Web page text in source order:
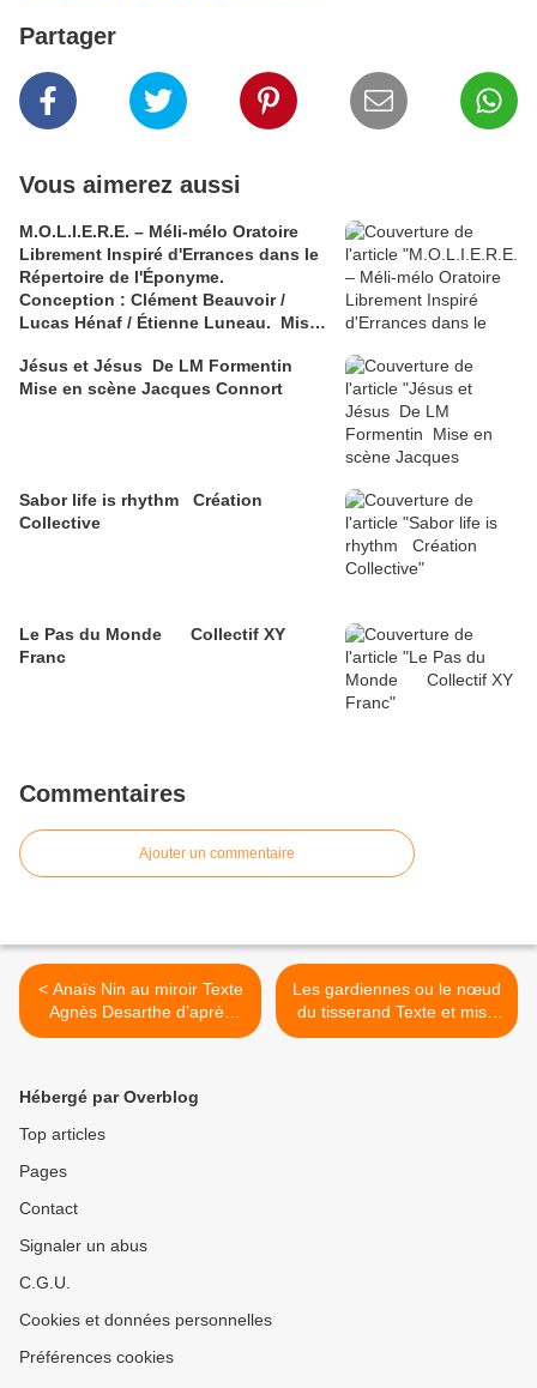
Partager
Vous aimerez aussi
M.O.L.I.E.R.E. – Méli-mélo Oratoire
Librement Inspiré d'Errances dans le
Répertoire de l'Éponyme.
Conception : Clément Beauvoir /
Lucas Hénaf / Étienne Luneau. Mise
Jésus et Jésus De LM Formentin
Mise en scène Jacques Connort
Sabor life is rhythm Création
Collective
Le Pas du Monde Collectif XY
Franc
Commentaires
Ajouter un commentaire
< Anaïs Nin au miroir Texte
Agnès Desarthe d’après
AncreAncreL’Intemporalité
Vigier.
Les gardiennes ou le nœud
du tisserand Texte et mise
en scène Nasser Djemaï >
Hébergé par Overblog
Top articles
Pages
Contact
Signaler un abus
C.G.U.
Cookies et données personnelles
Préférences cookies